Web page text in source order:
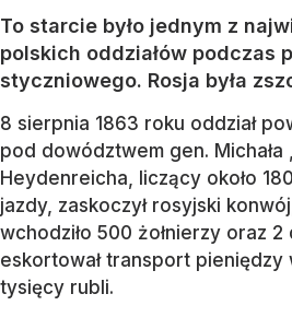
To starcie było jednym z
polskich oddziałów podczas
styczniowego. Rosja była
8 sierpnia 1863 roku oddział
pod dowództwem gen. Michała
Heydenreicha, liczący około
jazdy, zaskoczył rosyjski
wchodziło 500 żołnierzy oraz 2
eskortował transport pieniędzy
tysięcy rubli.